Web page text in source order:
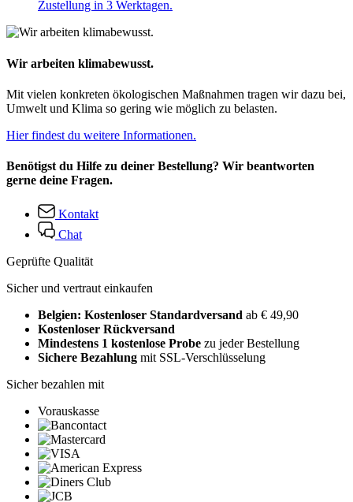
Zustellung in 3 Werktagen.
Wir arbeiten klimabewusst.
Mit vielen konkreten ökologischen Maßnahmen tragen wir dazu bei,
Umwelt und Klima so gering wie möglich zu belasten.
Hier findest du weitere Informationen.
Benötigst du Hilfe zu deiner Bestellung? Wir beantworten
gerne deine Fragen.
Kontakt
Chat
Geprüfte Qualität
Sicher und vertraut einkaufen
Belgien: Kostenloser Standardversand ab € 49,90
Kostenloser Rückversand
Mindestens 1 kostenlose Probe zu jeder Bestellung
Sichere Bezahlung mit SSL-Verschlüsselung
Sicher bezahlen mit
Vorauskasse